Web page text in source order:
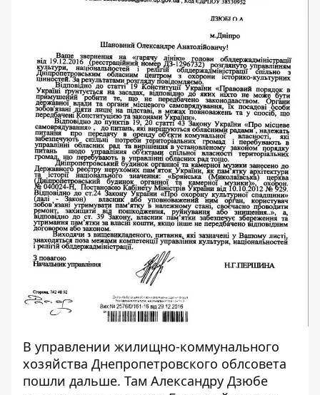
В управлении жилищно-коммунального
хозяйства Днепропетровского облсовета
пошли дальше. Там Александру Дзюбе